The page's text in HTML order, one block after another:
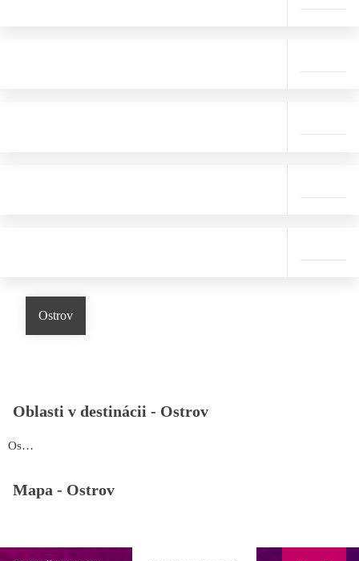
Ostrov
Oblasti v destinácii - Ostrov
Ostrov
Mapa - Ostrov